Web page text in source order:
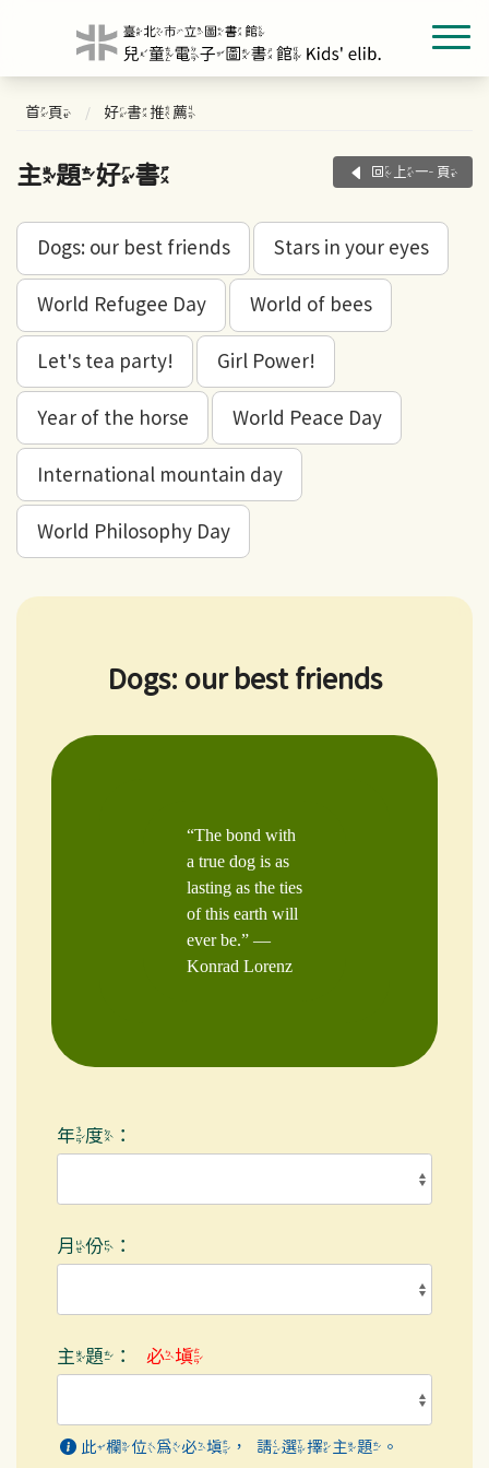
首頁 好書推薦
主題好書 回上一頁
Dogs: our best friends Stars in your eyes
World Refugee Day World of bees
Let's tea party! Girl Power!
Year of the horse World Peace Day
International mountain day
World Philosophy Day
Dogs: our best friends
“The bond with
a true dog is as
lasting as the ties
of this earth will
ever be.” —
Konrad Lorenz
年度：
月份：
主題： 必填
此欄位為必填，請選擇主題。